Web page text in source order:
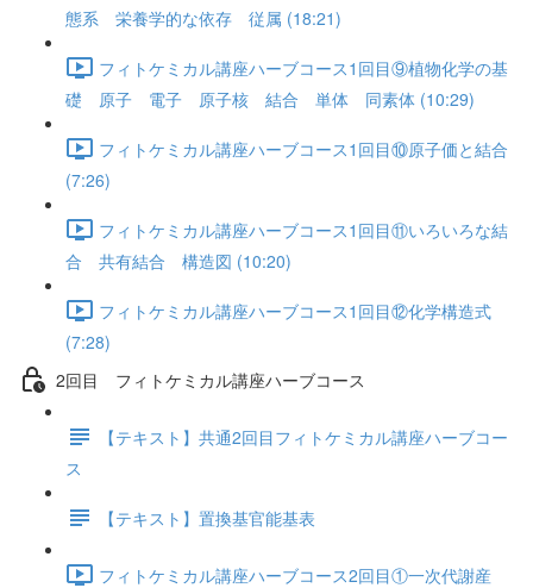
態系 栄養学的な依存 従属 (18:21)
フィトケミカル講座ハーブコース1回目⑨植物化学の基
礎 原子 電子 原子核 結合 単体 同素体 (10:29)
フィトケミカル講座ハーブコース1回目⑩原子価と結合
(7:26)
フィトケミカル講座ハーブコース1回目⑪いろいろな結
合 共有結合 構造図 (10:20)
フィトケミカル講座ハーブコース1回目⑫化学構造式
(7:28)
2回目 フィトケミカル講座ハーブコース
【テキスト】共通2回目フィトケミカル講座ハーブコー
ス
【テキスト】置換基官能基表
フィトケミカル講座ハーブコース2回目①一次代謝産